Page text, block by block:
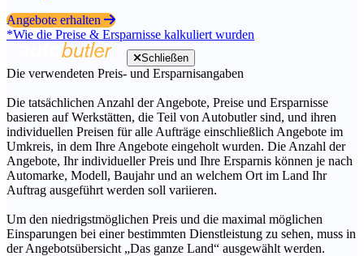
Angebote erhalten
*Wie die Preise & Ersparnisse kalkuliert wurden
Schließen
Die verwendeten Preis- und Ersparnisangaben
Die tatsächlichen Anzahl der Angebote, Preise und Ersparnisse
basieren auf Werkstätten, die Teil von Autobutler sind, und ihren
individuellen Preisen für alle Aufträge einschließlich Angebote im
Umkreis, in dem Ihre Angebote eingeholt wurden. Die Anzahl der
Angebote, Ihr individueller Preis und Ihre Ersparnis können je nach
Automarke, Modell, Baujahr und an welchem Ort im Land Ihr
Auftrag ausgeführt werden soll variieren.
Um den niedrigstmöglichen Preis und die maximal möglichen
Einsparungen bei einer bestimmten Dienstleistung zu sehen, muss in
der Angebotsübersicht „Das ganze Land“ ausgewählt werden.